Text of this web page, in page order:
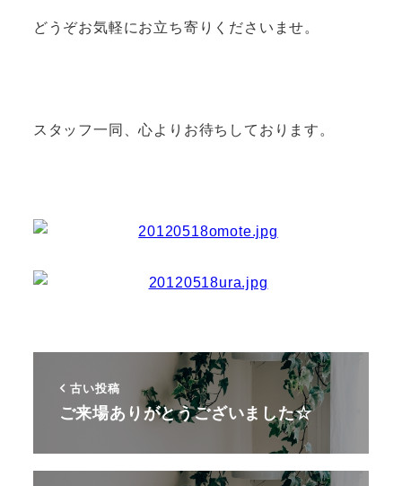
どうぞお気軽にお立ち寄りくださいませ。
スタッフ一同、心よりお待ちしております。
古い投稿
ご来場ありがとうございました☆